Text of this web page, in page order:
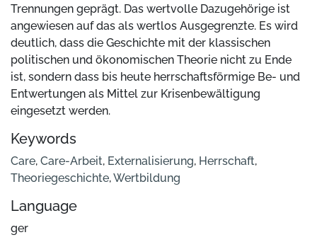
Trennungen geprägt. Das wertvolle Dazugehörige ist
angewiesen auf das als wertlos Ausgegrenzte. Es wird
deutlich, dass die Geschichte mit der klassischen
politischen und ökonomischen Theorie nicht zu Ende
ist, sondern dass bis heute herrschaftsförmige Be- und
Entwertungen als Mittel zur Krisenbewältigung
eingesetzt werden.
Keywords
Care, Care-Arbeit, Externalisierung, Herrschaft,
Theoriegeschichte,Wertbildung
Language
ger